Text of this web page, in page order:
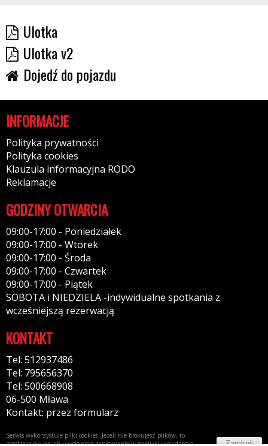
Ulotka
Ulotka v2
Dojedź do pojazdu
INFORMACJE
Polityka prywatności
Polityka cookies
Klauzula informacyjna RODO
Reklamacje
GODZINY OTWARCIA
09:00-17:00 - Poniedziałek
09:00-17:00 - Wtorek
09:00-17:00 - Środa
09:00-17:00 - Czwartek
09:00-17:00 - Piątek
SOBOTA i NIEDZIELA -indywidualne spotkania z
wcześniejszą rezerwacją
KONTAKT
Tel: 512937486
Tel: 795656370
Tel: 500668908
06-500 Mława
Kontakt: przez formularz
Serwis wykorzystuje pliki cookies. Jeżeli nie blokujesz plików, to
zgadzasz się na ich użycie oraz zapisywanie w pamięci urządzenia.
Zamknij